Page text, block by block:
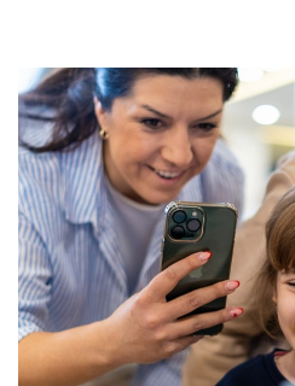
ЗАБАВЛЕНИЯ
УСЛУГИ
ПРОМОЦИИ
НОВИНИ
СЪБИТИЯ